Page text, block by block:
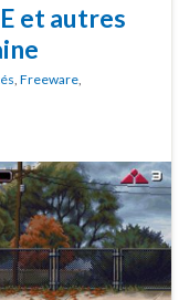
et autres
Freeware